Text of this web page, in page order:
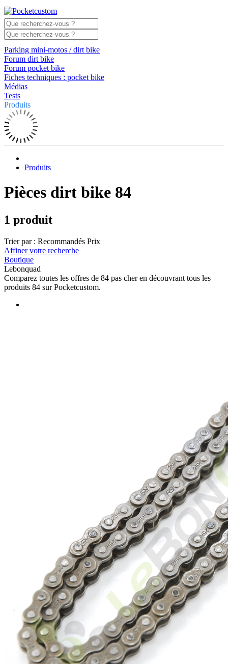
Parking mini-motos / dirt bike
Forum dirt bike
Forum pocket bike
Fiches techniques : pocket bike
Médias
Tests
Produits
Produits
Pièces dirt bike 84
1 produit
Trier par : Recommandés Prix
Affiner votre recherche
Boutique
Lebonquad
Comparez toutes les offres de 84 pas cher en découvrant tous les
produits 84 sur Pocketcustom.